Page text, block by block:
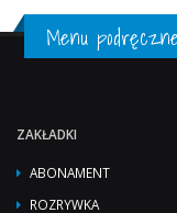
Menu
ZAKŁADKI
ABONAMENT
ROZRYWKA